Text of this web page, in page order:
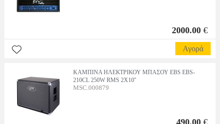
2000.00€
Αγορά
ΚΑΜΠΙΝΑ ΗΛΕΚΤΡΙΚΟΥ ΜΠΑΣΟΥ EBS EBS-
210CL 250W RMS 2X10''
MSC.000879
490.00€